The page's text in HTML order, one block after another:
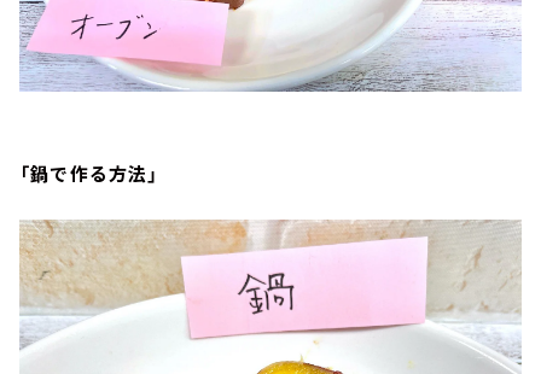
「鍋で作る方法」